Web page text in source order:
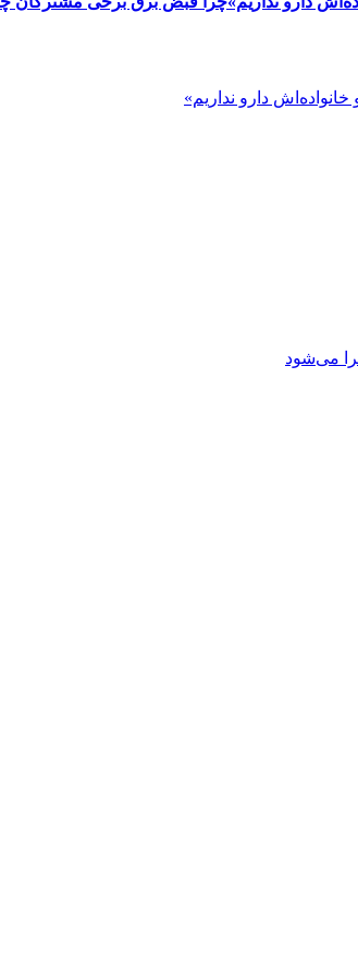
دارو نداریم»